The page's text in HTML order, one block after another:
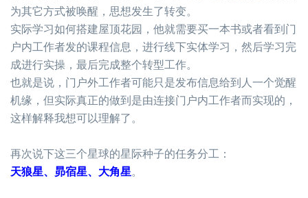
为其它方式被唤醒，思想发生了转变。
实际学习如何搭建屋顶花园，他就需要买一本书或者看到门
户内工作者发的课程信息，进行线下实体学习，然后学习完
成进行实操，最后完成整个转型工作。
也就是说，门户外工作者可能只是发布信息给到人一个觉醒
机缘，但实际真正的做到是由连接门户内工作者而实现的，
这样解释我想可以理解了。
再次说下这三个星球的星际种子的任务分工：
天狼星、昴宿星、大角星。